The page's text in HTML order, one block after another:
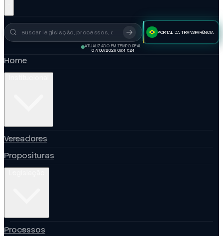
Busca no portal PORTAL DA TRANSPARÊNCIA
ATUALIZADO EM TEMPO REAL
07/08/2026 06:47:25
Home
Vereadores
Proposituras
Processos